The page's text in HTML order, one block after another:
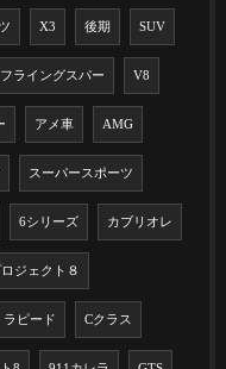
X3 後期 SUV
フライングスパー V8
アメ車 AMG
スーパースポーツ
6シリーズ カブリオレ
ジェクト８
ラピード Cクラス